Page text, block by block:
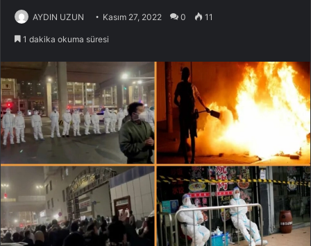
AYDIN UZUN Kasım 27, 2022 0 11
1 dakika okuma süresi